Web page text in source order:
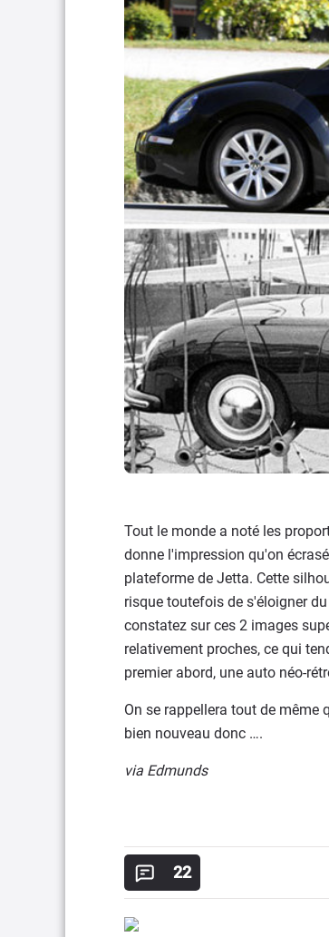
Tout le monde a noté les
donne l'impression qu'on
plateforme de Jetta. Cette
risque toutefois de s'éloigner
constatez sur ces 2 images
relativement proches, ce qui
premier abord, une auto néo-
On se rappellera tout de même
bien nouveau donc ….
via Edmunds
22